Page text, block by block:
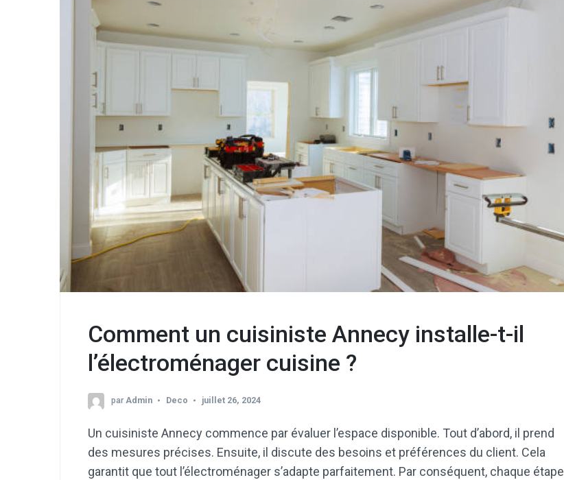
Comment un cuisiniste Annecy installe-t-il
l’électroménager cuisine ?
parAdmin Deco juillet 26, 2024
Un cuisiniste Annecy commence par évaluer l’espace disponible. Tout d’abord, il prend
des mesures précises. Ensuite, il discute des besoins et préférences du client. Cela
garantit que tout l’électroménager s’adapte parfaitement. Par conséquent, chaque étape